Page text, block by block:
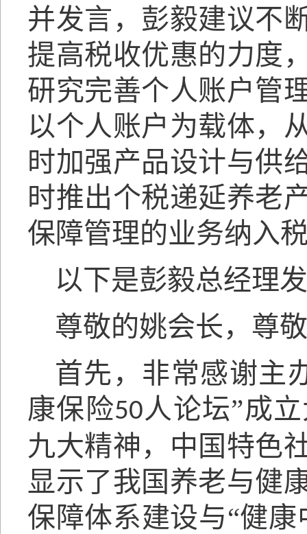
并发言，彭毅建议不
提高税收优惠的力度
研究完善个人账户管
以个人账户为载体，
时加强产品设计与供
时推出个税递延养老
保障管理的业务纳入
以下是彭毅总经理
尊敬的姚会长，尊
首先，非常感谢主
康保险50人论坛”成
九大精神，中国特色
显示了我国养老与健
保障体系建设与“健